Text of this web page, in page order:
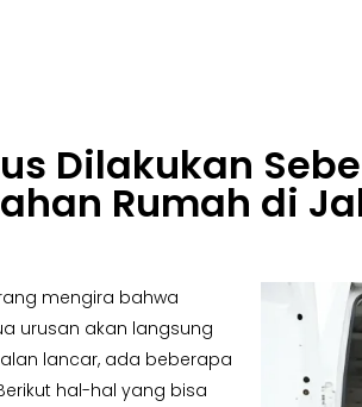
Dilakukan
Rumah di
mengira bahwa
urusan akan langsung
lancar, ada beberapa
hal-hal yang bisa